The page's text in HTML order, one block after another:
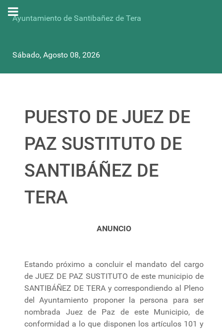
Ayuntamiento de Santibañez de Tera
Sábado, Agosto 08, 2026
PUESTO DE JUEZ DE
PAZ SUSTITUTO DE
SANTIBÁÑEZ DE
TERA
ANUNCIO
Estando próximo a concluir el mandato del cargo
de JUEZ DE PAZ SUSTITUTO de este municipio de
SANTIBÁÑEZ DE TERA y correspondiendo al Pleno
del Ayuntamiento proponer la persona para ser
nombrada Juez de Paz de este Municipio, de
conformidad a lo que disponen los artículos 101 y